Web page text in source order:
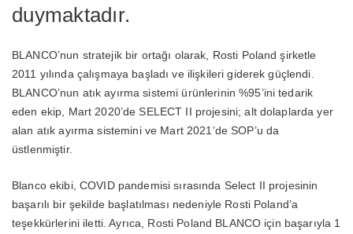
duymaktadır.
BLANCO’nun stratejik bir ortağı olarak, Rosti Poland şirketle
2011 yılında çalışmaya başladı ve ilişkileri giderek güçlendi.
BLANCO’nun atık ayırma sistemi ürünlerinin %95’ini tedarik
eden ekip, Mart 2020’de SELECT II projesini; alt dolaplarda yer
alan atık ayırma sistemini ve Mart 2021’de SOP’u da
üstlenmiştir.
Blanco ekibi, COVID pandemisi sırasında Select II projesinin
başarılı bir şekilde başlatılması nedeniyle Rosti Poland’a
teşekkürlerini iletti. Ayrıca, Rosti Poland BLANCO için başarıyla 1